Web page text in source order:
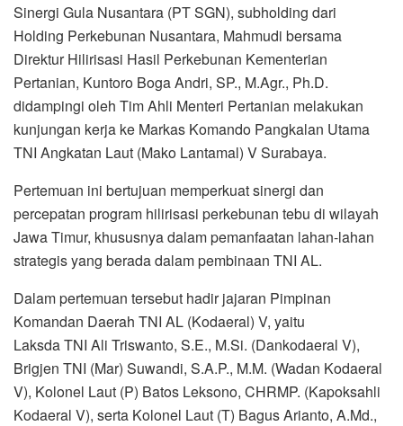
Sinergi Gula Nusantara (PT SGN), subholding dari
Holding Perkebunan Nusantara, Mahmudi bersama
Direktur Hilirisasi Hasil Perkebunan Kementerian
Pertanian, Kuntoro Boga Andri, SP., M.Agr., Ph.D.
didampingi oleh Tim Ahli Menteri Pertanian melakukan
kunjungan kerja ke Markas Komando Pangkalan Utama
TNI Angkatan Laut (Mako Lantamal) V Surabaya.
Pertemuan ini bertujuan memperkuat sinergi dan
percepatan program hilirisasi perkebunan tebu di wilayah
Jawa Timur, khususnya dalam pemanfaatan lahan-lahan
strategis yang berada dalam pembinaan TNI AL.
Dalam pertemuan tersebut hadir jajaran Pimpinan
Komandan Daerah TNI AL (Kodaeral) V, yaitu
Laksda TNI Ali Triswanto, S.E., M.Si. (Dankodaeral V),
Brigjen TNI (Mar) Suwandi, S.A.P., M.M. (Wadan Kodaeral
V), Kolonel Laut (P) Batos Leksono, CHRMP. (Kapoksahli
Kodaeral V), serta Kolonel Laut (T) Bagus Arianto, A.Md.,